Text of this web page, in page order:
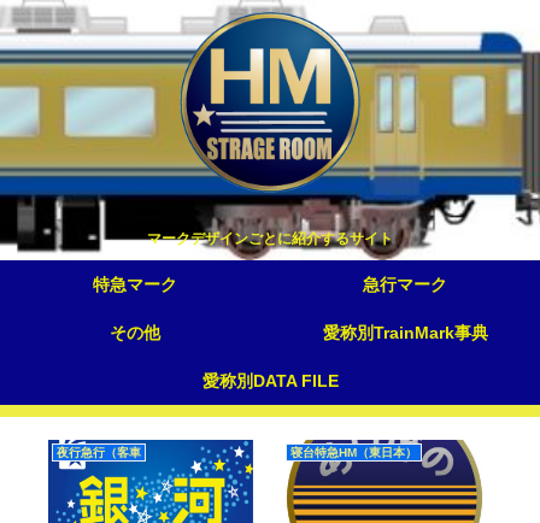
マークデザインごとに紹介するサイト
特急マーク 急行マーク
その他 愛称別TrainMark事典
愛称別DATA FILE
夜行急行（客車 寝台特急HM（東日本）